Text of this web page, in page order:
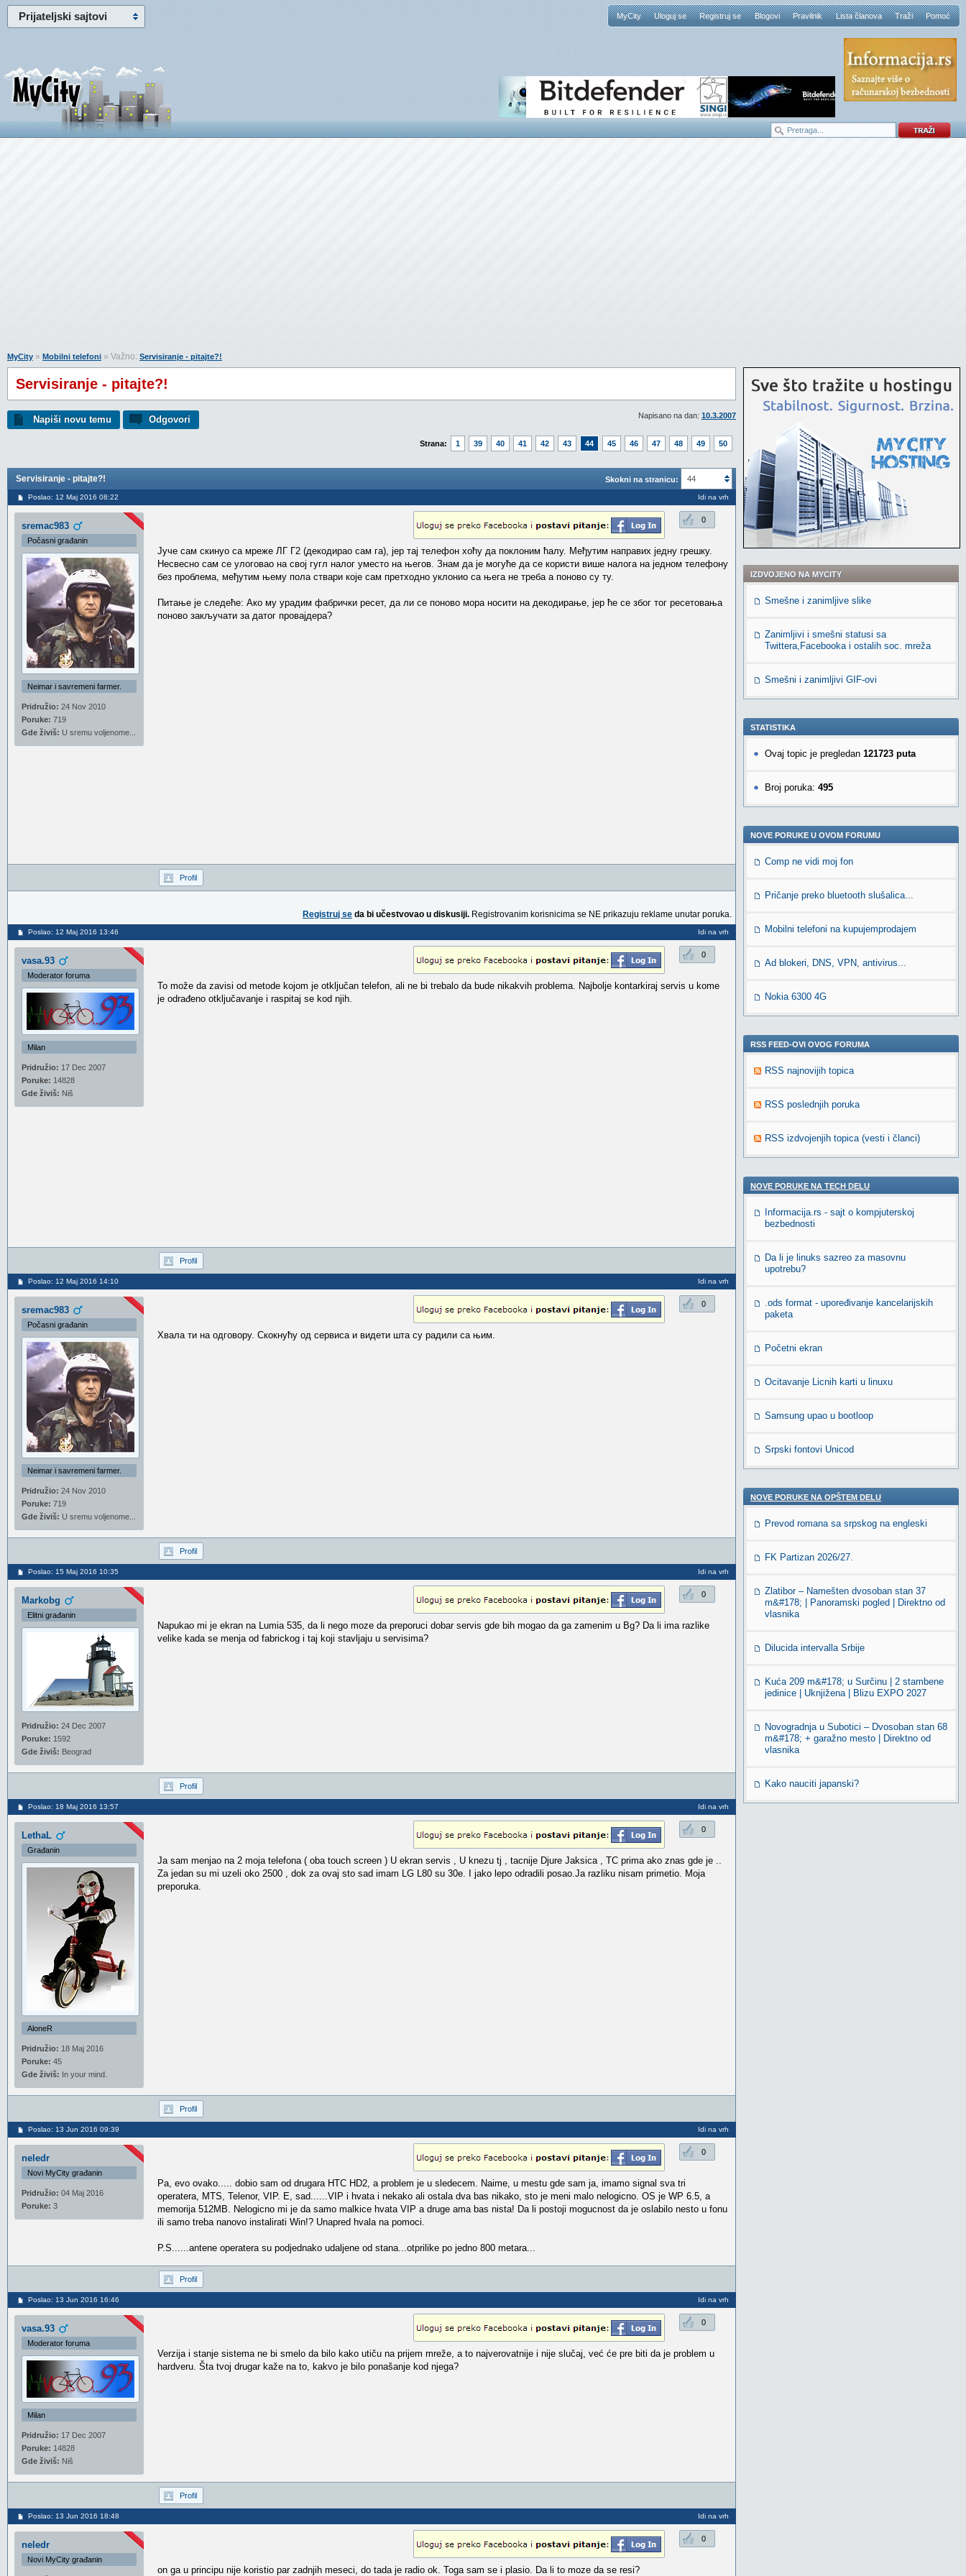
Prijateljski sajtovi MyCity Uloguj se Registruj se Blogovi Pravilnik Lista članova Traži Pomoć
MyCity » Mobilni telefoni » Važno: Servisiranje - pitajte?!
Servisiranje - pitajte?!
Napisano na dan: 10.3.2007
Napiši novu temu Odgovori
Strana: 1 39 40 41 42 43 44 45 46 47 48 49 50
Skokni na stranicu: 44
Servisiranje - pitajte?!
Poslao: 12 Maj 2016 08:22 Idi na vrh
sremac983
Počasni građanin
Neimar i savremeni farmer.
Pridružio: 24 Nov 2010
Poruke: 719
Gde živiš: U sremu voljenome...
0
Јуче сам скинуо са мреже ЛГ Г2 (декодирао сам га), јер тај телефон хоћу да поклоним ћалу. Међутим направих једну грешку.
Несвесно сам се улоговао на свој гугл налог уместо на његов. Знам да је могуће да се користи више налога на једном телефону
без проблема, међутим њему пола ствари које сам претходно уклонио са њега не треба а поново су ту.
Питање је следеће: Ако му урадим фабрички ресет, да ли се поново мора носити на декодирање, јер ће се због тог ресетовања
поново закључати за датог провајдера?
Profil
Registruj se da bi učestvovao u diskusiji. Registrovanim korisnicima se NE prikazuju reklame unutar poruka.
Poslao: 12 Maj 2016 13:46 Idi na vrh
vasa.93
Moderator foruma
Milan
Pridružio: 17 Dec 2007
Poruke: 14828
Gde živiš: Niš
0
To može da zavisi od metode kojom je otključan telefon, ali ne bi trebalo da bude nikakvih problema. Najbolje kontarkiraj servis u kome
je odrađeno otključavanje i raspitaj se kod njih.
Profil
Poslao: 12 Maj 2016 14:10 Idi na vrh
sremac983
Počasni građanin
Neimar i savremeni farmer.
Pridružio: 24 Nov 2010
Poruke: 719
Gde živiš: U sremu voljenome...
0
Хвала ти на одговору. Скокнућу од сервиса и видети шта су радили са њим.
Profil
Poslao: 15 Maj 2016 10:35 Idi na vrh
Markobg
Elitni građanin
Pridružio: 24 Dec 2007
Poruke: 1592
Gde živiš: Beograd
0
Napukao mi je ekran na Lumia 535, da li nego moze da preporuci dobar servis gde bih mogao da ga zamenim u Bg? Da li ima razlike
velike kada se menja od fabrickog i taj koji stavljaju u servisima?
Profil
Poslao: 18 Maj 2016 13:57 Idi na vrh
LethaL
Građanin
AloneR
Pridružio: 18 Maj 2016
Poruke: 45
Gde živiš: In your mind.
0
Ja sam menjao na 2 moja telefona ( oba touch screen ) U ekran servis , U knezu tj , tacnije Djure Jaksica , TC prima ako znas gde je ..
Za jedan su mi uzeli oko 2500 , dok za ovaj sto sad imam LG L80 su 30e. I jako lepo odradili posao.Ja razliku nisam primetio. Moja
preporuka.
Profil
Poslao: 13 Jun 2016 09:39 Idi na vrh
neledr
Novi MyCity građanin
Pridružio: 04 Maj 2016
Poruke: 3
0
Pa, evo ovako..... dobio sam od drugara HTC HD2, a problem je u sledecem. Naime, u mestu gde sam ja, imamo signal sva tri
operatera, MTS, Telenor, VIP. E, sad......VIP i hvata i nekako ali ostala dva bas nikako, sto je meni malo nelogicno. OS je WP 6.5, a
memorija 512MB. Nelogicno mi je da samo malkice hvata VIP a druge ama bas nista! Da li postoji mogucnost da je oslabilo nesto u fonu
ili samo treba nanovo instalirati Win!? Unapred hvala na pomoci.
P.S......antene operatera su podjednako udaljene od stana...otprilike po jedno 800 metara...
Profil
Poslao: 13 Jun 2016 16:46 Idi na vrh
vasa.93
Moderator foruma
Milan
Pridružio: 17 Dec 2007
Poruke: 14828
Gde živiš: Niš
0
Verzija i stanje sistema ne bi smelo da bilo kako utiču na prijem mreže, a to najverovatnije i nije slučaj, već će pre biti da je problem u
hardveru. Šta tvoj drugar kaže na to, kakvo je bilo ponašanje kod njega?
Profil
Poslao: 13 Jun 2016 18:48 Idi na vrh
neledr
Novi MyCity građanin
0
on ga u principu nije koristio par zadnjih meseci, do tada je radio ok. Toga sam se i plasio. Da li to moze da se resi?
IZDVOJENO NA MYCITY
Smešne i zanimljive slike
Zanimljivi i smešni statusi sa
Twittera,Facebooka i ostalih soc. mreža
Smešni i zanimljivi GIF-ovi
STATISTIKA
Ovaj topic je pregledan 121723 puta
Broj poruka: 495
NOVE PORUKE U OVOM FORUMU
Comp ne vidi moj fon
Pričanje preko bluetooth slušalica...
Mobilni telefoni na kupujemprodajem
Ad blokeri, DNS, VPN, antivirus...
Nokia 6300 4G
RSS FEED-OVI OVOG FORUMA
RSS najnovijih topica
RSS poslednjih poruka
RSS izdvojenjih topica (vesti i članci)
NOVE PORUKE NA TECH DELU
Informacija.rs - sajt o kompjuterskoj
bezbednosti
Da li je linuks sazreo za masovnu
upotrebu?
.ods format - upoređivanje kancelarijskih
paketa
Početni ekran
Ocitavanje Licnih karti u linuxu
Samsung upao u bootloop
Srpski fontovi Unicod
NOVE PORUKE NA OPŠTEM DELU
Prevod romana sa srpskog na engleski
FK Partizan 2026/27.
Zlatibor – Namešten dvosoban stan 37
m&#178; | Panoramski pogled | Direktno od
vlasnika
Dilucida intervalla Srbije
Kuća 209 m&#178; u Surčinu | 2 stambene
jedinice | Uknjižena | Blizu EXPO 2027
Novogradnja u Subotici – Dvosoban stan 68
m&#178; + garažno mesto | Direktno od
vlasnika
Kako nauciti japanski?